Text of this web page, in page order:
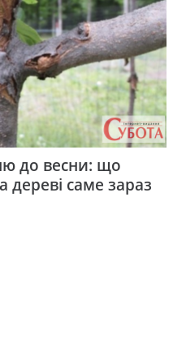
до весни: що
дереві саме зараз